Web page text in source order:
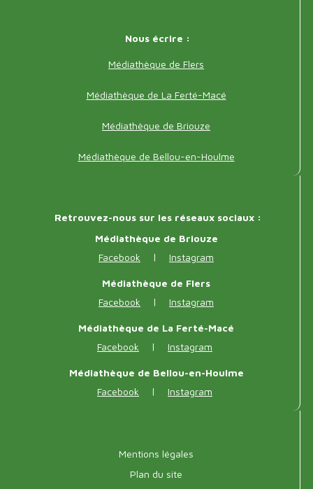
Nous écrire :
Médiathèque de Flers
Médiathèque de La Ferté-Macé
Médiathèque de Briouze
Médiathèque de Bellou-en-Houlme
Réseaux
Retrouvez-nous sur les réseaux sociaux :
Médiathèque de Briouze
Facebook
| Instagram
Médiathèque de Flers
Facebook
| Instagram
Médiathèque de La Ferté-Macé
Facebook
| Instagram
Médiathèque de Bellou-en-Houlme
Facebook
| Instagram
Mentions légales
Plan du site